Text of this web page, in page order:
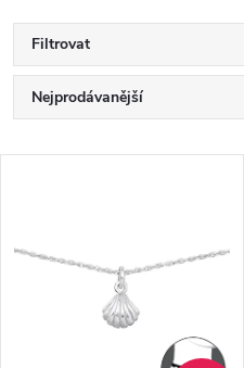
Filtrovat
Ř
a
e
Nejprodávanější
ý